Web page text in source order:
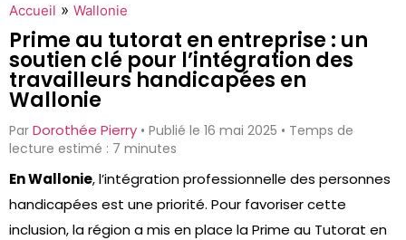
Accueil » Wallonie
Prime au tutorat en entreprise : un
soutien clé pour l’intégration des
travailleurs handicapées en
Wallonie
Par Dorothée Pierry • Publié le 16 mai 2025 • Temps de
lecture estimé : 7 minutes
En Wallonie, l’intégration professionnelle des personnes
handicapées est une priorité. Pour favoriser cette
inclusion, la région a mis en place la Prime au Tutorat en